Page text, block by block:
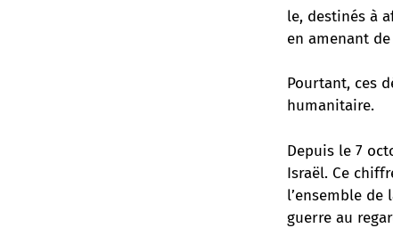
le, destinés à
en amenant
Pourtant, ces
humanitaire.
Depuis le 7
Israël. Ce
l’ensemble de
guerre au